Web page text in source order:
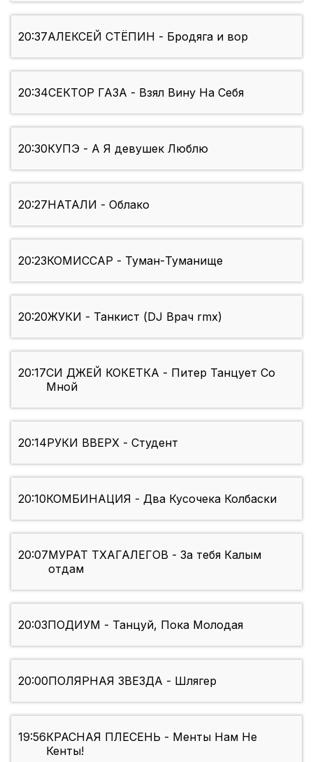
20:37АЛЕКСЕЙ СТЁПИН - Бродяга и вор
20:34СЕКТОР ГАЗА - Взял Вину На Себя
20:30КУПЭ - А Я девушек Люблю
20:27НАТАЛИ - Облако
20:23КОМИССАР - Туман-Туманище
20:20ЖУКИ - Танкист (DJ Врач rmx)
20:17СИ ДЖЕЙ КОКЕТКА - Питер Танцует Со
Мной
20:14РУКИ ВВЕРХ - Студент
20:10КОМБИНАЦИЯ - Два Кусочека Колбаски
20:07МУРАТ ТХАГАЛЕГОВ - За тебя Калым
отдам
20:03ПОДИУМ - Танцуй, Пока Молодая
20:00ПОЛЯРНАЯ ЗВЕЗДА - Шлягер
19:56КРАСНАЯ ПЛЕСЕНЬ - Менты Нам Не
Кенты!